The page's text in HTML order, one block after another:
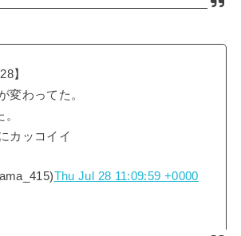
】
変わってた。
カッコイイ
Thu Jul 28 11:09:59 +0000